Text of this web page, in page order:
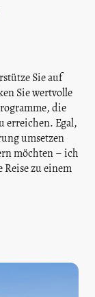
Sie auf
Sie wertvolle
die
erreichen. Egal,
umsetzen
möchten – ich
zu einem